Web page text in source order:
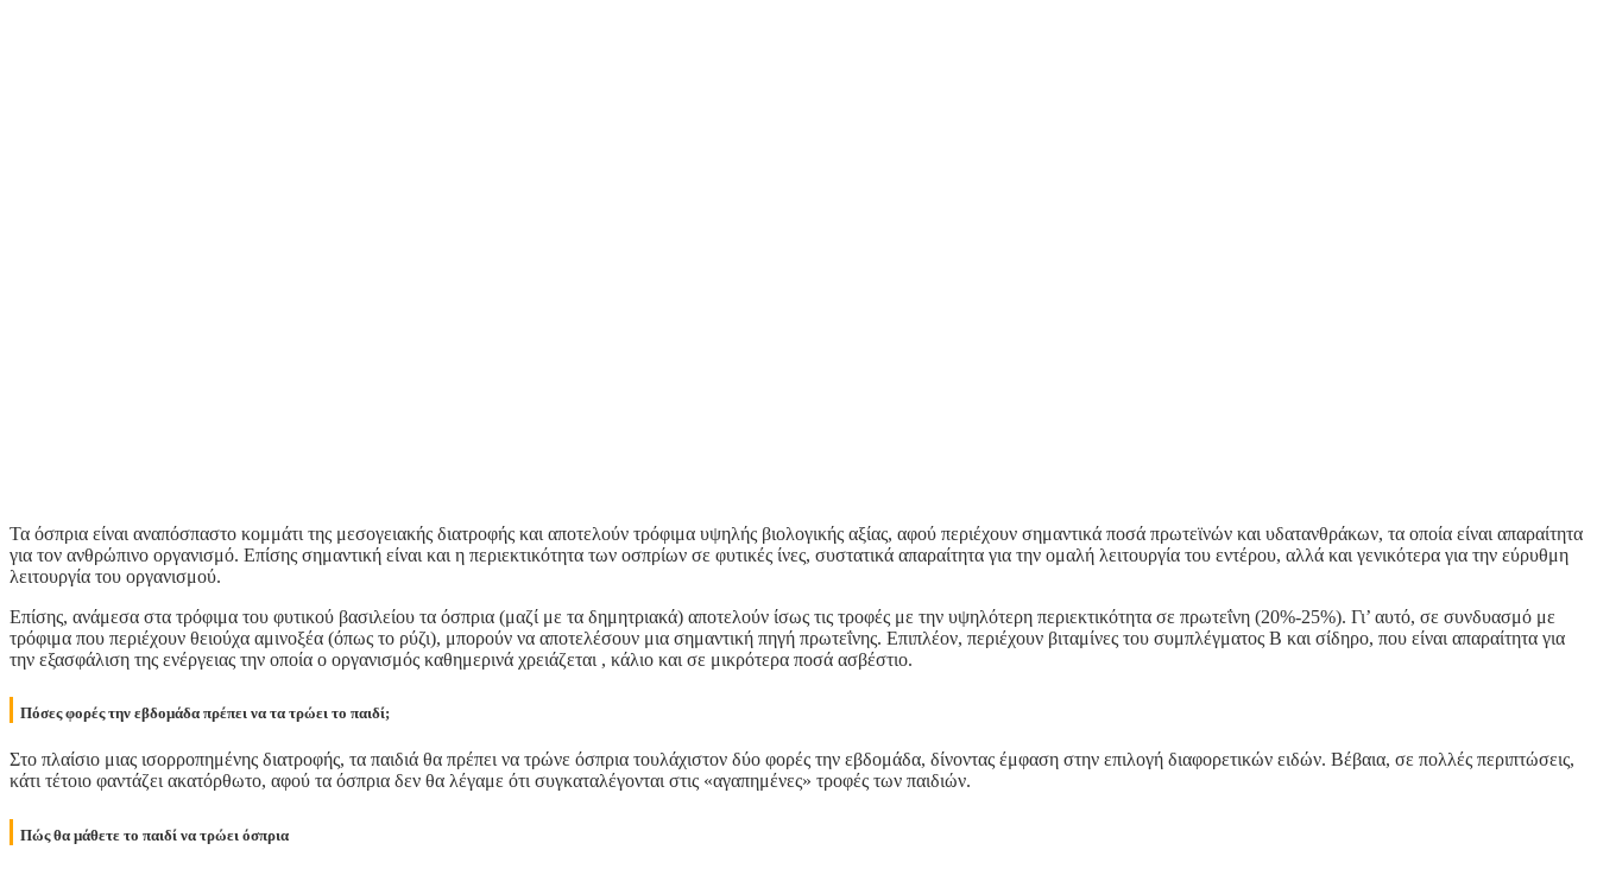
Τα όσπρια είναι αναπόσπαστο κομμάτι της μεσογειακής διατροφής και αποτελούν τρόφιμα υψηλής βιολογικής αξίας, αφού περιέχουν σημαντικά ποσά πρωτεϊνών και υδατανθράκων, τα οποία είναι απαραίτητα
για τον ανθρώπινο οργανισμό. Επίσης σημαντική είναι και η περιεκτικότητα των οσπρίων σε φυτικές ίνες, συστατικά απαραίτητα για την ομαλή λειτουργία του εντέρου, αλλά και γενικότερα για την εύρυθμη
λειτουργία του οργανισμού.
Επίσης, ανάμεσα στα τρόφιμα του φυτικού βασιλείου τα όσπρια (μαζί με τα δημητριακά) αποτελούν ίσως τις τροφές με την υψηλότερη περιεκτικότητα σε πρωτεΐνη (20%-25%). Γι’ αυτό, σε συνδυασμό με
τρόφιμα που περιέχουν θειούχα αμινοξέα (όπως το ρύζι), μπορούν να αποτελέσουν μια σημαντική πηγή πρωτεΐνης. Επιπλέον, περιέχουν βιταμίνες του συμπλέγματος Β και σίδηρο, που είναι απαραίτητα για
την εξασφάλιση της ενέργειας την οποία ο οργανισμός καθημερινά χρειάζεται , κάλιο και σε μικρότερα ποσά ασβέστιο.
Πόσες φορές την εβδομάδα πρέπει να τα τρώει το παιδί;
Στο πλαίσιο μιας ισορροπημένης διατροφής, τα παιδιά θα πρέπει να τρώνε όσπρια τουλάχιστον δύο φορές την εβδομάδα, δίνοντας έμφαση στην επιλογή διαφορετικών ειδών. Βέβαια, σε πολλές περιπτώσεις,
κάτι τέτοιο φαντάζει ακατόρθωτο, αφού τα όσπρια δεν θα λέγαμε ότι συγκαταλέγονται στις «αγαπημένες» τροφές των παιδιών.
Πώς θα μάθετε το παιδί να τρώει όσπρια